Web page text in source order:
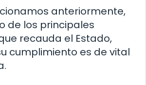
anteriormente,
de los principales
recauda el Estado,
cumplimiento es de vital